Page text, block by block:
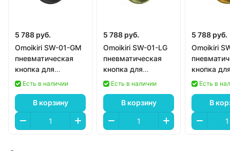
5 788 руб.
Omoikiri SW-01-GM
пневматическая
кнопка для
измельчителя
Есть в наличии
В корзину
5 788 руб.
Omoikiri SW-01-LG
пневматическая
кнопка для
измельчителя
Есть в наличии
В корзину
5 788 руб.
Omoikiri
кнопка
Есть в
В